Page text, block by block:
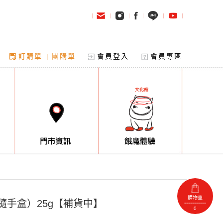
訂購單 團購單 會員登入 會員專區
購物車
0
盒）25g【補貨中】